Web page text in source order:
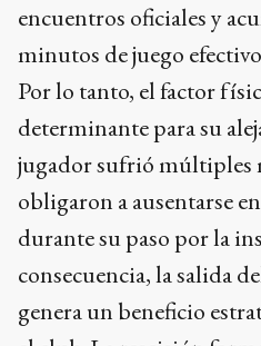
encuentros oficiales y
minutos de juego
Por lo tanto, el factor
determinante para su
jugador sufrió múltiples
obligaron a ausentarse
durante su paso por la
consecuencia, la salida
genera un beneficio